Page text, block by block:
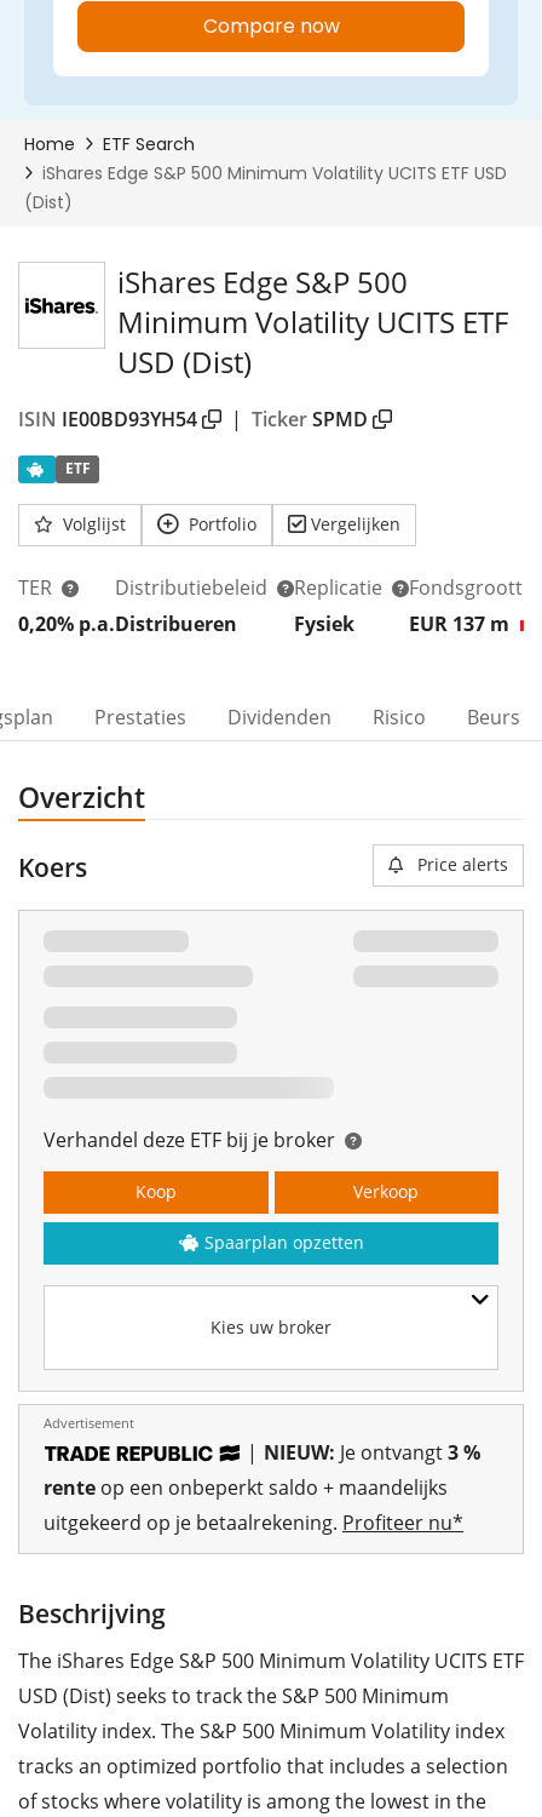
iShares Edge S&P 500
Minimum Volatility UCITS ETF
USD (Dist)
ISIN IE00BD93YH54 | TickerSPMD
ETF
Volglijst Portfolio Vergelijken
TER
0,20% p.a.
Distributiebeleid
Distribueren
Replicatie
Fysiek
Fondsgrootte
EUR 137 m
Prestaties Dividenden Risico Beurs
Overzicht
Koers Price alerts
Verhandel deze ETF bij je broker
Kies uw broker
Koop Verkoop
Spaarplan opzetten
Advertisement
| NIEUW: Je ontvangt3 %
rente op een onbeperkt saldo + maandelijks
uitgekeerd op je betaalrekening. Profiteer nu*
Beschrijving
The iShares Edge S&P 500 Minimum Volatility UCITS ETF
USD (Dist) seeks to track the S&P 500 Minimum
Volatility index. The S&P 500 Minimum Volatility index
tracks an optimized portfolio that includes a selection
of stocks where volatility is among the lowest in the